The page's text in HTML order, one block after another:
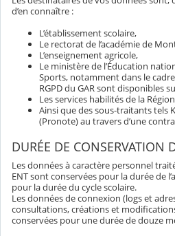
d’en connaître :
L’établissement scolaire,
Le rectorat de l’académie de
L’enseignement agricole,
Le ministère de l’Éducation
Sports, notamment dans le
RGPD du GAR sont disponibles
Les services habilités de la
Ainsi que des sous-traitants tels
(Pronote) au travers d’une
DURÉE DE CONSERVATION
Les données à caractère personnel
ENT sont conservées pour la durée de
pour la durée du cycle scolaire.
Les données de connexion (logs et
consultations, créations et
conservées pour une durée de douze